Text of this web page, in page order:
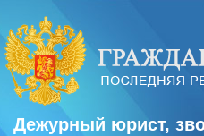
Дежурный юрист,